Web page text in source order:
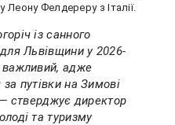
Фелдереру з Італії.
із санного
Львівщини у 2026-
важливий, адже
путівки на Зимові
— стверджує директор
та туризму